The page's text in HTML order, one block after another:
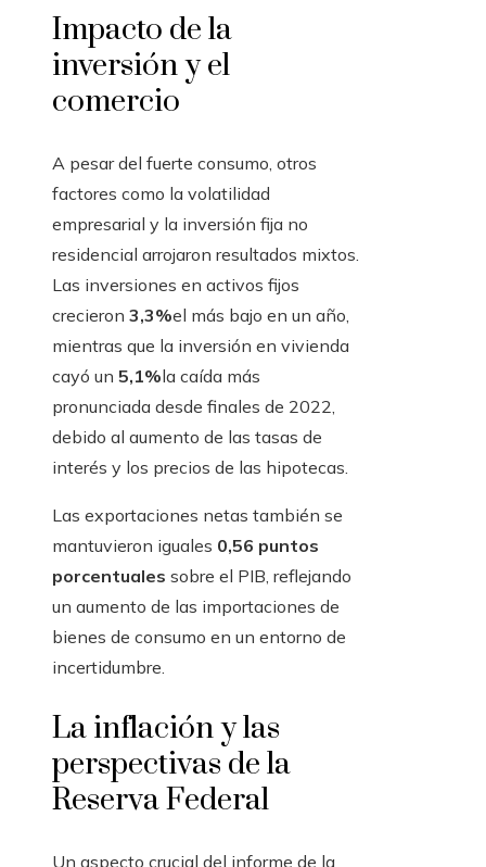
Impacto de la
inversión y el
comercio
A pesar del fuerte consumo, otros
factores como la volatilidad
empresarial y la inversión fija no
residencial arrojaron resultados mixtos.
Las inversiones en activos fijos
crecieron 3,3%el más bajo en un año,
mientras que la inversión en vivienda
cayó un 5,1%la caída más
pronunciada desde finales de 2022,
debido al aumento de las tasas de
interés y los precios de las hipotecas.
Las exportaciones netas también se
mantuvieron iguales 0,56 puntos
porcentuales sobre el PIB, reflejando
un aumento de las importaciones de
bienes de consumo en un entorno de
incertidumbre.
La inflación y las
perspectivas de la
Reserva Federal
Un aspecto crucial del informe de la